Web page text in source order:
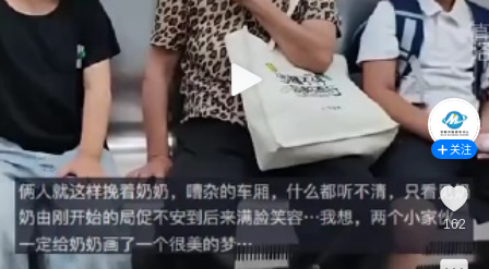
关注
162